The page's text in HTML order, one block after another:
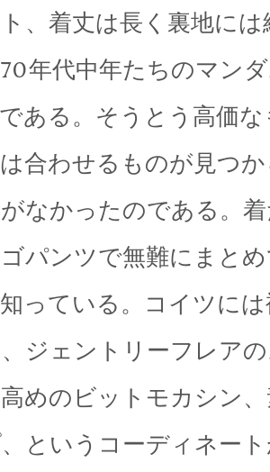
、着丈は長く裏地に
年代中年たちのマン
ある。そうとう高価
合わせるものが見つ
なかったのである。
パンツで無難にまと
っている。コイツに
ジェントリーフレア
めのビットモカシン
というコーディネー